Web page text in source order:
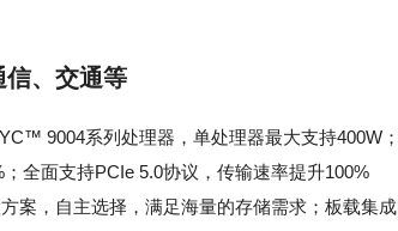
、交通等
9004系列处理器，单处理器最大支持400W
全面支持PCIe 5.0协议，传输速率提升100%
案，自主选择，满足海量的存储需求；板载集